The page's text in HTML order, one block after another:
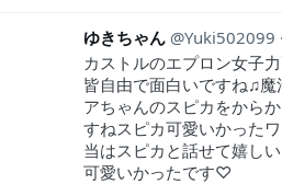
ゆきちゃん Yuki502099
カストルのエプロン女子
皆自由で面白いですね♫魔
アちゃんのスピカをから
すねスピカ可愛いかった
当はスピカと話せて嬉し
可愛いかったです♡